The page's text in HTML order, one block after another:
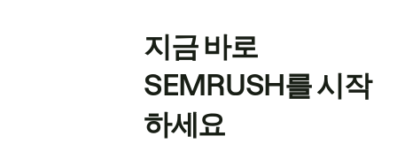
지금 바로
SEMRUSH를 시작
하세요